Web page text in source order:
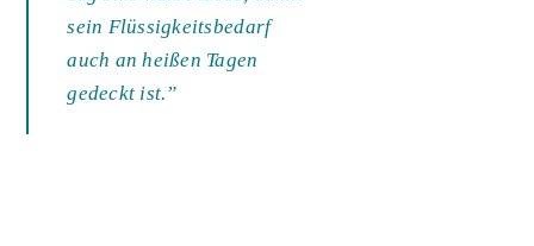
sein Flüssigkeitsbedarf
auch an heißen Tagen
gedeckt ist.”